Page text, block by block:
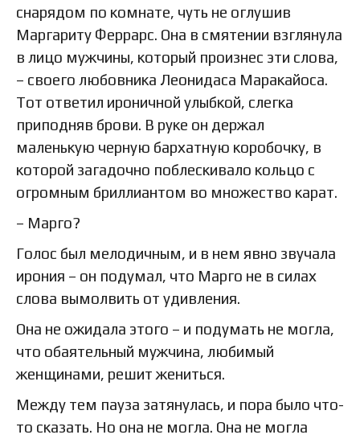
снарядом по комнате, чуть не оглушив
Маргариту Феррарс. Она в смятении взглянула
в лицо мужчины, который произнес эти слова,
– своего любовника Леонидаса Маракайоса.
Тот ответил ироничной улыбкой, слегка
приподняв брови. В руке он держал
маленькую черную бархатную коробочку, в
которой загадочно поблескивало кольцо с
огромным бриллиантом во множество карат.
– Марго?
Голос был мелодичным, и в нем явно звучала
ирония – он подумал, что Марго не в силах
слова вымолвить от удивления.
Она не ожидала этого – и подумать не могла,
что обаятельный мужчина, любимый
женщинами, решит жениться.
Между тем пауза затянулась, и пора было что-
то сказать. Но она не могла. Она не могла